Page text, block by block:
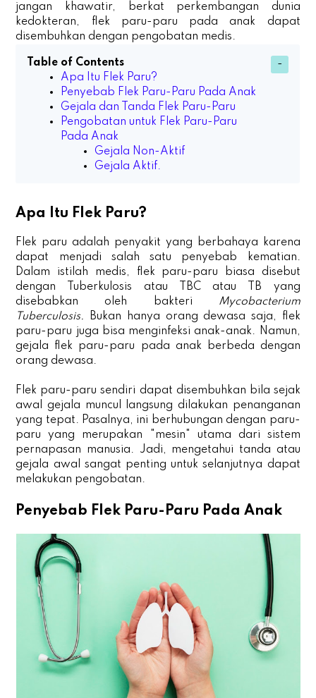
jangan khawatir, berkat perkembangan dunia
kedokteran, flek paru-paru pada anak dapat
disembuhkan dengan pengobatan medis.
Table of Contents
Apa Itu Flek Paru?
Penyebab Flek Paru-Paru Pada Anak
Gejala dan Tanda Flek Paru-Paru
Pengobatan untuk Flek Paru-Paru
Pada Anak
Gejala Non-Aktif
Gejala Aktif.
Apa Itu Flek Paru?
Flek paru adalah penyakit yang berbahaya karena
dapat menjadi salah satu penyebab kematian.
Dalam istilah medis, flek paru-paru biasa disebut
dengan Tuberkulosis atau TBC atau TB yang
disebabkan oleh bakteri Mycobacterium
Tuberculosis. Bukan hanya orang dewasa saja, flek
paru-paru juga bisa menginfeksi anak-anak. Namun,
gejala flek paru-paru pada anak berbeda dengan
orang dewasa.
Flek paru-paru sendiri dapat disembuhkan bila sejak
awal gejala muncul langsung dilakukan penanganan
yang tepat. Pasalnya, ini berhubungan dengan paru-
paru yang merupakan "mesin" utama dari sistem
pernapasan manusia. Jadi, mengetahui tanda atau
gejala awal sangat penting untuk selanjutnya dapat
melakukan pengobatan.
Penyebab Flek Paru-Paru Pada Anak